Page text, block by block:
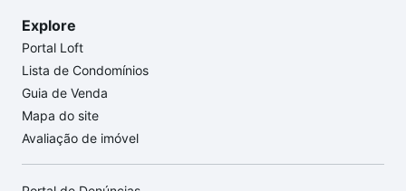
Explore
Portal Loft
Lista de Condomínios
Guia de Venda
Mapa do site
Avaliação de imóvel